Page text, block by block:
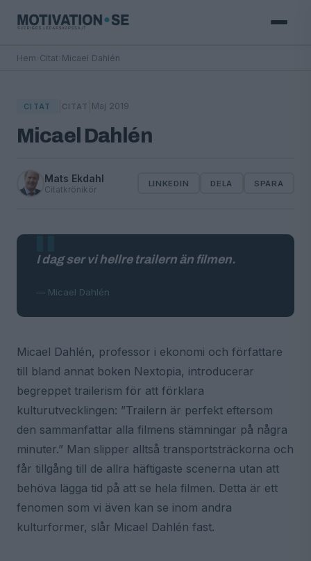
Hem Citat Micael Dahlén
CITAT CITAT Maj 2019
Micael Dahlén
Mats Ekdahl
Citatkrönikör
LINKEDIN DELA SPARA
I dag ser vi hellre trailern än filmen.
— Micael Dahlén
Micael Dahlén, professor i ekonomi och författare
till bland annat boken Nextopia, introducerar
begreppet trailerism för att förklara
kulturutvecklingen: ”Trailern är perfekt eftersom
den sammanfattar alla filmens stämningar på några
minuter.” Man slipper alltså transportsträckorna och
får tillgång till de allra häftigaste scenerna utan att
behöva lägga tid på att se hela filmen. Detta är ett
fenomen som vi även kan se inom andra
kulturformer, slår Micael Dahlén fast.